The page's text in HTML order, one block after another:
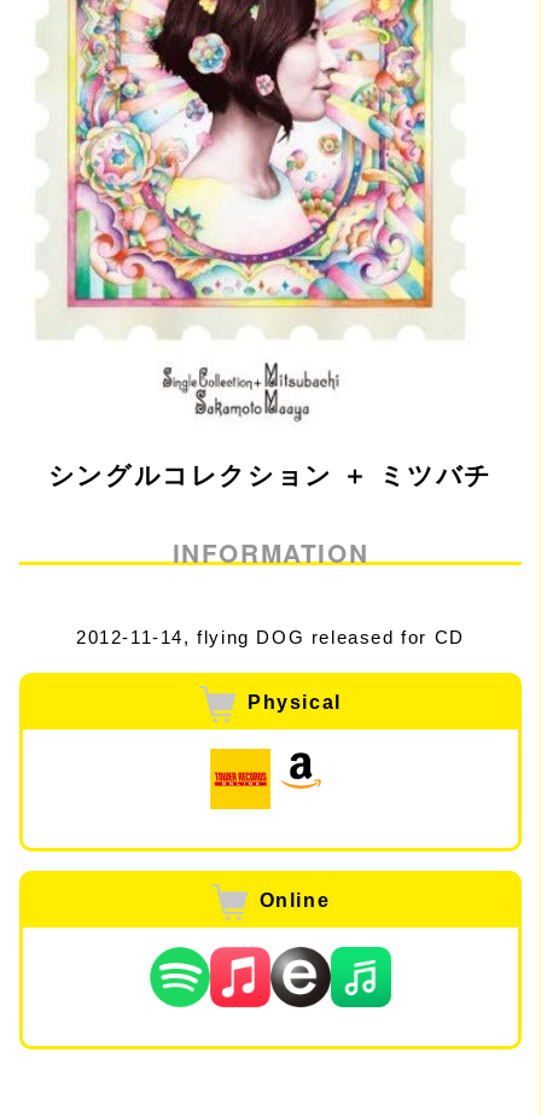
シングルコレクション ＋ ミツバチ
INFORMATION
2012-11-14, flying DOG released for CD
Physical
Online